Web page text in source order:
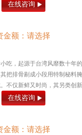
在线咨询
金额：请选择
吃，起源于台湾风靡数十年
把排骨剔成小段用特制秘料
不仅新鲜又时尚，其另类创
在线咨询
金额：请选择